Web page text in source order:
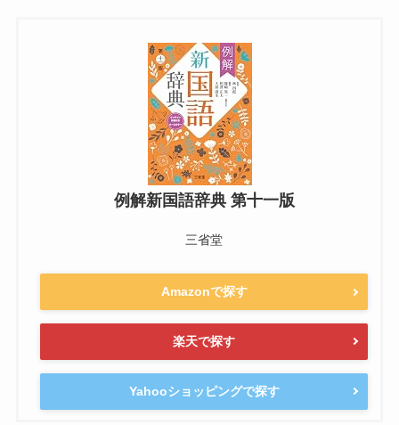
例解新国語辞典 第十一版
三省堂
Amazonで探す
楽天で探す
Yahooショッピングで探す